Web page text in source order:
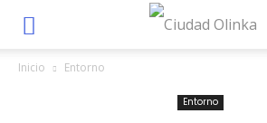
Inicio Entorno
Entorno